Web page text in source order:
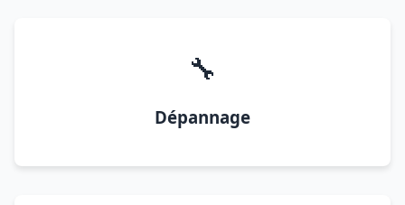
🔧
Dépannage